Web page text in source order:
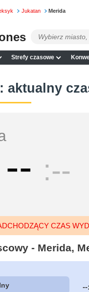
Jukatan Merida
Strefy czasowe
aktualny
-- --
CZAS
- Merida,